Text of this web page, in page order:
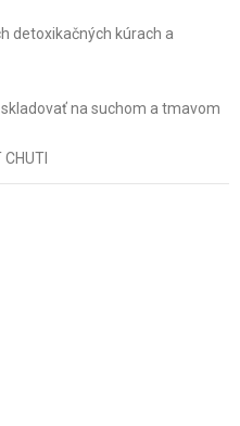
detoxikačných kúrach a
na suchom a tmavom